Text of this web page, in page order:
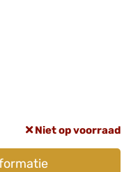
Niet op voorraad